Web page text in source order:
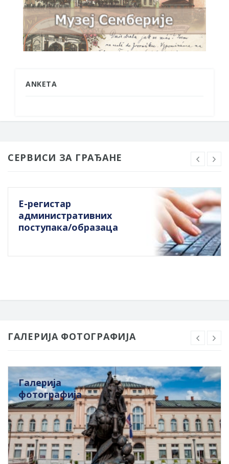
ANKETA
СЕРВИСИ ЗА ГРАЂАНЕ
Е-регистар
административних
поступака/образаца
ГАЛЕРИЈА ФОТОГРАФИЈА
Галерија
фотографија